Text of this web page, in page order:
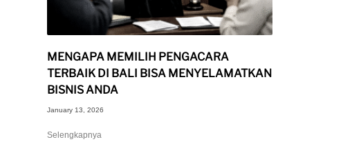
MENGAPA MEMILIH PENGACARA
TERBAIK DI BALI BISA MENYELAMATKAN
BISNIS ANDA
January 13, 2026
Selengkapnya